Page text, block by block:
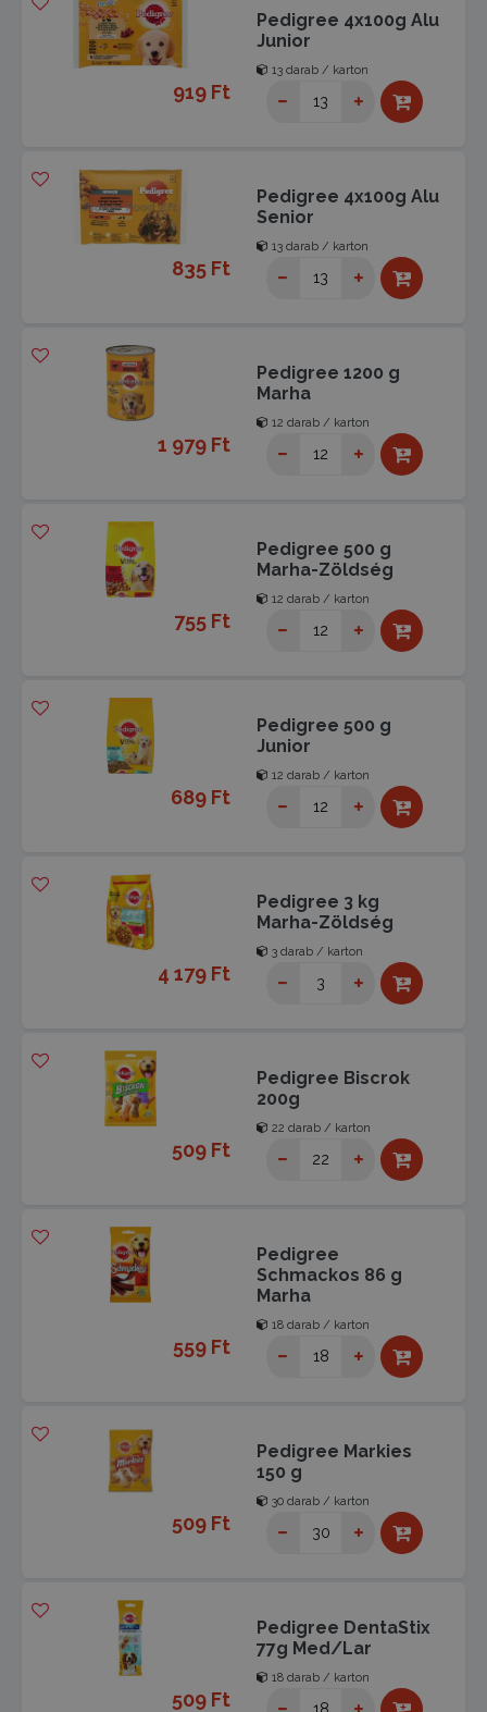
Pedigree 4x100g Alu
Junior
13 darab / karton
919 Ft
Pedigree 4x100g Alu
Senior
13 darab / karton
835 Ft
Pedigree 1200 g
Marha
12 darab / karton
1 979 Ft
Pedigree 500 g
Marha-Zöldség
12 darab / karton
755 Ft
Pedigree 500 g
Junior
12 darab / karton
689 Ft
Pedigree 3 kg
Marha-Zöldség
3 darab / karton
4 179 Ft
Pedigree Biscrok
200g
22 darab / karton
509 Ft
Pedigree
Schmackos 86 g
Marha
18 darab / karton
559 Ft
Pedigree Markies
150 g
30 darab / karton
509 Ft
Pedigree DentaStix
77g Med/Lar
18 darab / karton
509 Ft